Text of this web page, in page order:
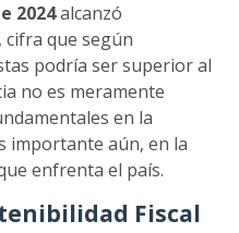
2024alcanzó
, cifra que según
podría ser superior al
no es meramente
en la
importante aún, en la
enfrenta el país.
Fiscal